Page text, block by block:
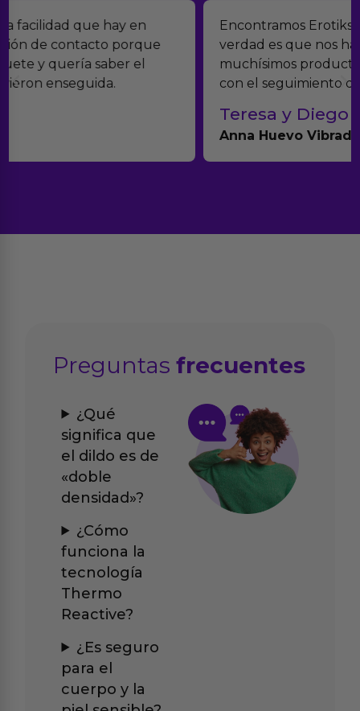
Encontramos Erotiks a través de Google y la
verdad es que nos han sorprendido. Tienen
muchísimos productos y han sido super atentos
con el seguimiento del pedido.
Preguntasfrecuentes
¿Qué
significa que
el dildo es de
«doble
densidad»?
¿Cómo
funciona la
tecnología
Thermo
Reactive?
¿Es seguro
para el
cuerpo y la